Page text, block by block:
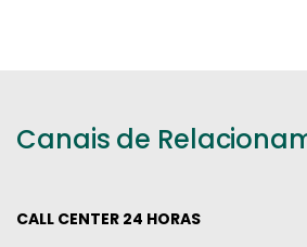
Canais de
CALL CENTER 24 HORAS